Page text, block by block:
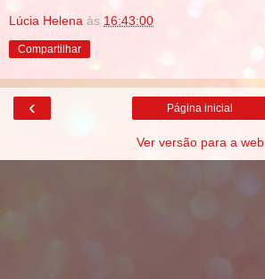
Lúcia Helena às 16:43:00
Compartilhar
‹ Página inicial
Ver versão para a web